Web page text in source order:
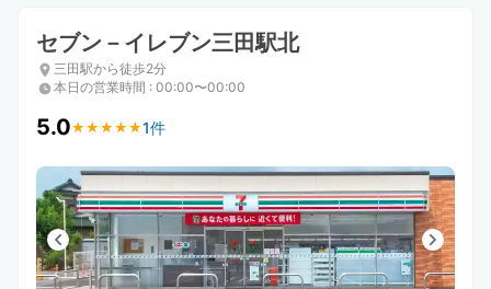
the
keyboard
shortcuts
for
changing
dates.
the
keyboard
shortcuts
for
changing
dates.
セブン－イレブン三田駅北
三田駅から徒歩2分
本日の営業時間 : 00:00〜00:00
5.0★ ★ ★ ★ ★
★ ★ ★ ★ ★1件